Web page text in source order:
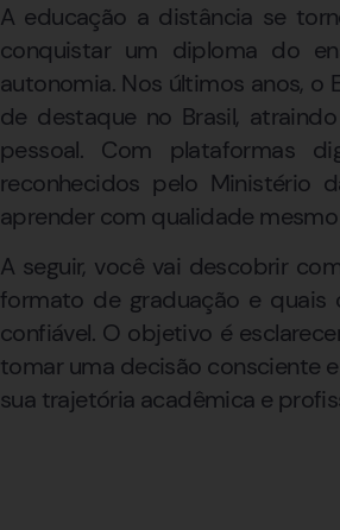
A educação a distância se
conquistar um diploma do
autonomia. Nos últimos anos, o
de destaque no Brasil,
pessoal. Com plataformas
reconhecidos pelo Ministério
aprender com qualidade
A seguir, você vai descobrir
formato de graduação e quais
confiável. O objetivo é
tomar uma decisão consciente
sua trajetória acadêmica e